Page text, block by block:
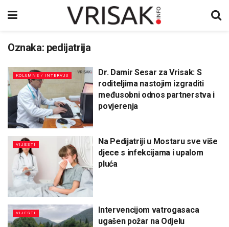
Oznaka: pedijatrija
KOLUMNE / INTERVJU
Dr. Damir Sesar za Vrisak: S
roditeljima nastojim izgraditi
međusobni odnos partnerstva i
povjerenja
VIJESTI
Na Pedijatriji u Mostaru sve više
djece s infekcijama i upalom
pluća
VIJESTI
Intervencijom vatrogasaca
ugašen požar na Odjelu